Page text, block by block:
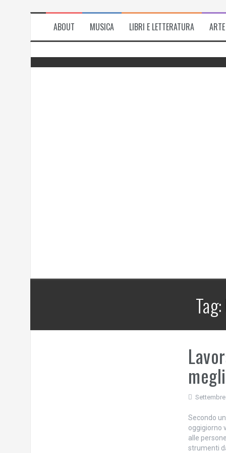
ABOUT MUSICA LIBRI E LETTERATURA ARTE
Tag:
Secondo
oggigiorno
alle
strumenti